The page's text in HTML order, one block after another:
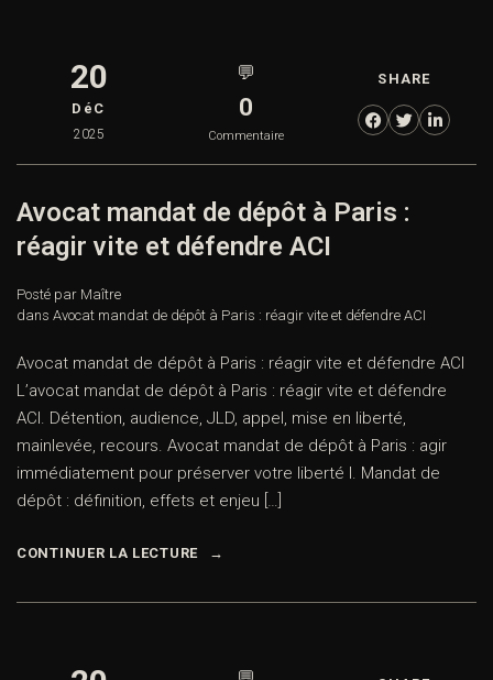
20
DéC
2025
💬
0
Commentaire
SHARE
Avocat mandat de dépôt à Paris :
réagir vite et défendre ACI
Posté par Maître
dans Avocat mandat de dépôt à Paris : réagir vite et défendre ACI
Avocat mandat de dépôt à Paris : réagir vite et défendre ACI
L’avocat mandat de dépôt à Paris : réagir vite et défendre
ACI. Détention, audience, JLD, appel, mise en liberté,
mainlevée, recours. Avocat mandat de dépôt à Paris : agir
immédiatement pour préserver votre liberté I. Mandat de
dépôt : définition, effets et enjeu […]
CONTINUER LA LECTURE